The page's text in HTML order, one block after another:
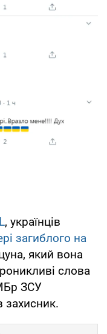
, українців
загиблого на
який вона
слова
ЗСУ
захисник.